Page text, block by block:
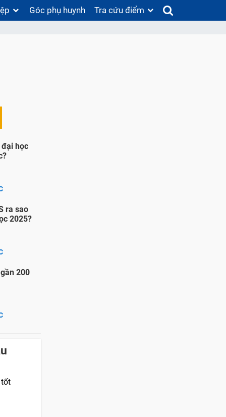
Góc phụ huynh Tra cứu điểm
học
ra sao
2025?
200
tốt